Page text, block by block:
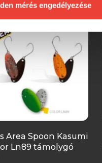
mérés engedélyezése
Area Spoon Kasumi
Ln89 támolygó